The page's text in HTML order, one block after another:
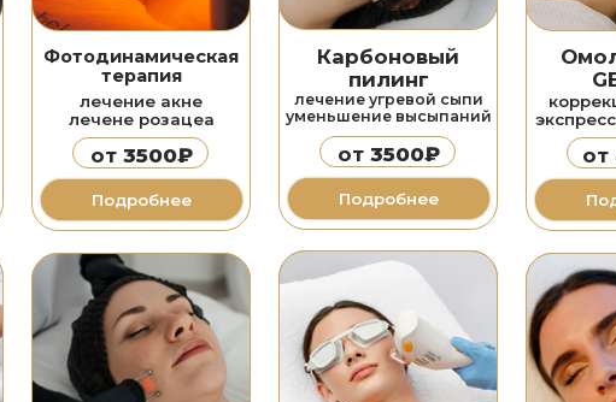
Подробнее
Подробнее
от6000₽
от3000₽
коррекция рубцов
коррекция растяжек
коррекция рубцов
омоложение кожи
Лазерное
омоложение resurFX
Лазерная
шлифовка
Подробнее
от 5000₽
лечение пигмента
омоложение кожи
Фотоомоложение
Stellar M22